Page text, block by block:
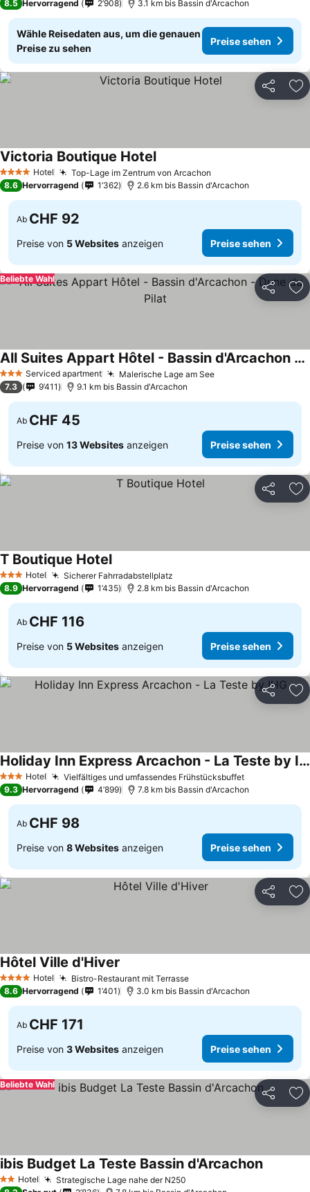
8.5 Hervorragend 2’908 3.1 km bis Bassin d'Arcachon
Wähle Reisedaten aus, um die genauen
Preise zu sehen
Preise sehen
Teilen
4 Sterne Hotel Top-Lage im Zentrum von Arcachon
Victoria Boutique HotelPreise sehen
8.6 Hervorragend 1’362 2.6 km bis Bassin d'Arcachon
Ab CHF 92
Preise von 5 Websites anzeigen Preise sehen
Teilen
Beliebte Wahl
3 SterneServiced apartment Malerische Lage am SeePreise sehen
All Suites Appart Hôtel - Bassin d'Arcachon - Dune du Pilat
Preise sehen
7.3 9’411 9.1 km bis Bassin d'Arcachon
Ab CHF 45
Preise von 13 Websites anzeigen Preise sehen
Teilen
3 SterneHotel Sicherer Fahrradabstellplatz
T Boutique HotelPreise sehen
8.9 Hervorragend 1’435 2.8 km bis Bassin d'Arcachon
Ab CHF 116
Preise von 5 Websites anzeigen Preise sehen
Teilen
3 SterneHotel Vielfältiges und umfassendes FrühstücksbuffetPreise sehen
Holiday Inn Express Arcachon - La Teste by IHG
Preise sehen
9.3 Hervorragend 4’899 7.8 km bis Bassin d'Arcachon
Ab CHF 98
Preise von 8 Websites anzeigen Preise sehen
Teilen
4 Sterne Hotel Bistro-Restaurant mit TerrassePreise sehen
Hôtel Ville d'Hiver
8.6 Hervorragend 1’401 3.0 km bis Bassin d'Arcachon
Ab CHF 171
Preise von 3 Websites anzeigen Preise sehen
Teilen
Beliebte Wahl
2 Sterne
Hotel Strategische Lage nahe der N250
ibis Budget La Teste Bassin d'ArcachonPreise